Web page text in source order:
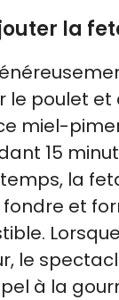
la
le poulet et
miel-
15
la
et
le
à la